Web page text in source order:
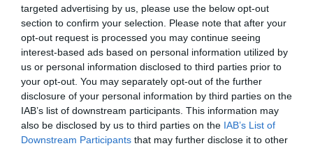
targeted advertising by us, please use the below opt-out
section to confirm your selection. Please note that after your
opt-out request is processed you may continue seeing
interest-based ads based on personal information utilized by
us or personal information disclosed to third parties prior to
your opt-out. You may separately opt-out of the further
disclosure of your personal information by third parties on the
IAB’s list of downstream participants. This information may
also be disclosed by us to third parties on the IAB’s List of
Downstream Participants that may further disclose it to other